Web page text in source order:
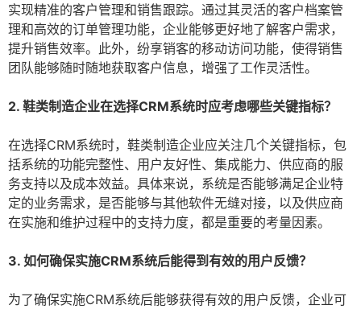
实现精准的客户管理和销售跟踪。通过其灵活的客户档案管
理和高效的订单管理功能，企业能够更好地了解客户需求，
提升销售效率。此外，纷享销客的移动访问功能，使得销售
团队能够随时随地获取客户信息，增强了工作灵活性。
2. 鞋类制造企业在选择CRM系统时应考虑哪些关键指标？
在选择CRM系统时，鞋类制造企业应关注几个关键指标，包
括系统的功能完整性、用户友好性、集成能力、供应商的服
务支持以及成本效益。具体来说，系统是否能够满足企业特
定的业务需求，是否能够与其他软件无缝对接，以及供应商
在实施和维护过程中的支持力度，都是重要的考量因素。
3. 如何确保实施CRM系统后能得到有效的用户反馈？
为了确保实施CRM系统后能够获得有效的用户反馈，企业可